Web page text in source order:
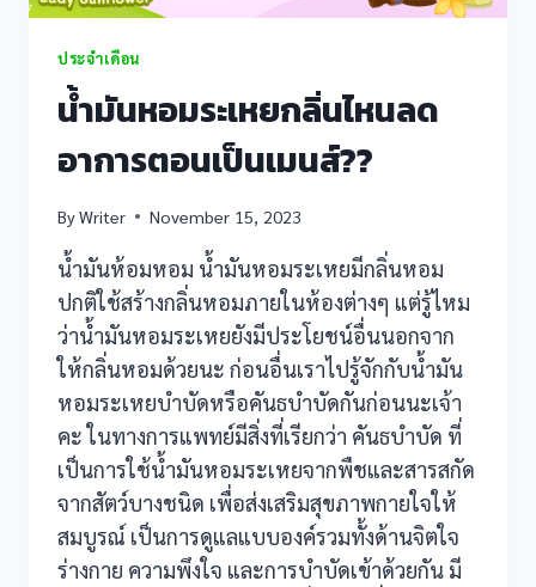
panel
panel
giriş
panel
Panel
panel
panel
panel
Panel
ประจำเดือน
น้ำมันหอมระเหยกลิ่นไหนลด
อาการตอนเป็นเมนส์??
ByWriter November 15, 2023
น้ำมันห้อมหอม น้ำมันหอมระเหยมีกลิ่นหอม
ปกติใช้สร้างกลิ่นหอมภายในห้องต่างๆ แต่รู้ไหม
ว่าน้ำมันหอมระเหยยังมีประโยชน์อื่นนอกจาก
ให้กลิ่นหอมด้วยนะ ก่อนอื่นเราไปรู้จักกับน้ำมัน
หอมระเหยบำบัดหรือคันธบำบัดกันก่อนนะเจ้า
คะ ในทางการแพทย์มีสิ่งที่เรียกว่า คันธบำบัด ที่
เป็นการใช้น้ำมันหอมระเหยจากพืชและสารสกัด
จากสัตว์บางชนิด เพื่อส่งเสริมสุขภาพกายใจให้
สมบูรณ์ เป็นการดูแลแบบองค์รวมทั้งด้านจิตใจ
ร่างกาย ความพึงใจ และการบำบัดเข้าด้วยกัน มี